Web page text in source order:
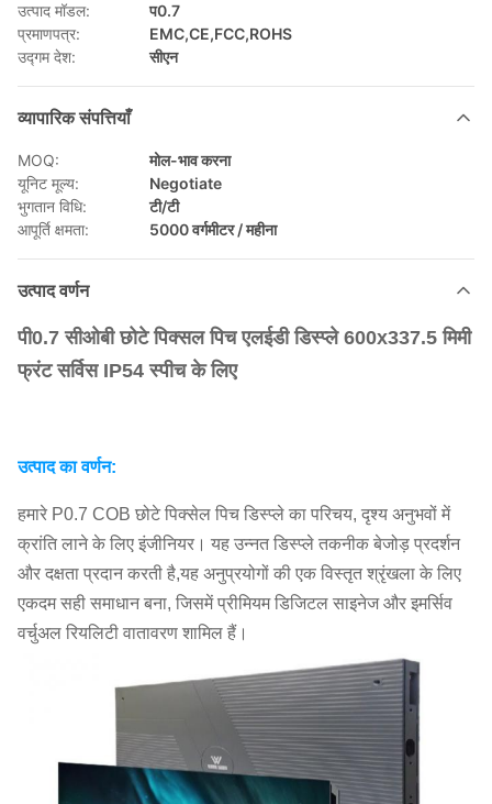
उत्पाद मॉडल:
प0.7
प्रमाणपत्र:
EMC,CE,FCC,ROHS
उद्गम देश:
सीएन
व्यापारिक संपत्तियाँ
MOQ:
मोल-भाव करना
यूनिट मूल्य:
Negotiate
भुगतान विधि:
टी/टी
आपूर्ति क्षमता:
5000 वर्गमीटर / महीना
उत्पाद वर्णन
पी0.7 सीओबी छोटे पिक्सल पिच एलईडी डिस्प्ले 600x337.5 मिमी
फ्रंट सर्विस IP54 स्पीच के लिए
उत्पाद का वर्णन:
हमारे P0.7 COB छोटे पिक्सेल पिच डिस्प्ले का परिचय, दृश्य अनुभवों में
क्रांति लाने के लिए इंजीनियर। यह उन्नत डिस्प्ले तकनीक बेजोड़ प्रदर्शन
और दक्षता प्रदान करती है,यह अनुप्रयोगों की एक विस्तृत श्रृंखला के लिए
एकदम सही समाधान बना, जिसमें प्रीमियम डिजिटल साइनेज और इमर्सिव
वर्चुअल रियलिटी वातावरण शामिल हैं।